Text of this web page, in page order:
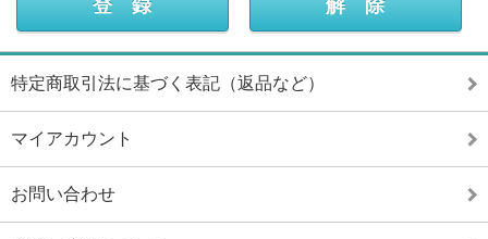
特定商取引法に基づく表記（返品など）
マイアカウント
お問い合わせ